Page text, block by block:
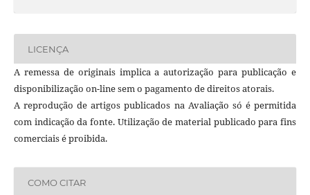
LICENÇA
A remessa de originais implica a autorização para publicação e
disponibilização on-line sem o pagamento de direitos atorais.
A reprodução de artigos publicados na Avaliação só é permitida
com indicação da fonte. Utilização de material publicado para fins
comerciais é proibida.
COMO CITAR